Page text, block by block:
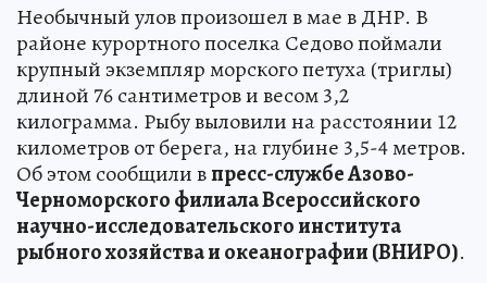
Необычный улов произошел в мае в ДНР. В
районе курортного поселка Седово поймали
крупный экземпляр морского петуха (триглы)
длиной 76 сантиметров и весом 3,2
килограмма. Рыбу выловили на расстоянии 12
километров от берега, на глубине 3,5-4 метров.
Об этом сообщили впресс-службе Азово-
Черноморского филиала Всероссийского
научно-исследовательского института
рыбного хозяйства и океанографии (ВНИРО).